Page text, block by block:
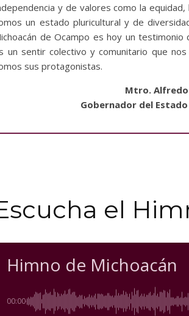
y de valores como la
un estado pluricultural y de
de Ocampo es hoy un
un sentir colectivo y comunitario que
sus protagonistas.
Mtro. Alfredo
Gobernador del
el
Himno de Michoacán
00:00